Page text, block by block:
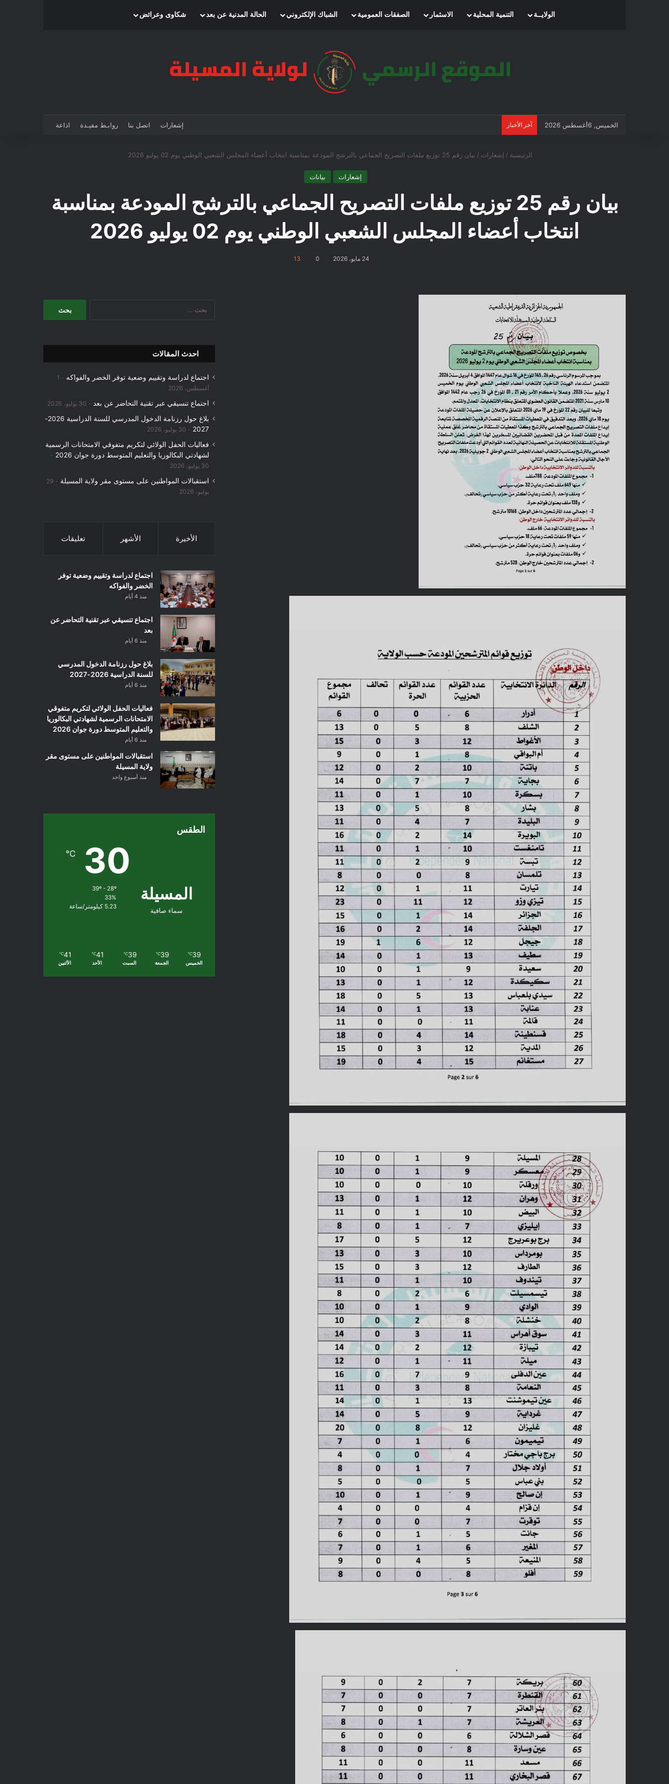
الرئيسيةالولايــة التنمية المحلية الاسثمار الصفقات العمومية الشباك الإلكتروني الحالة المدنية عن بعد شكاوى وعرائض
الخميس, 6أغسطس 2026 آخر الأخبار إشعارات اتصل بنا روابـط مفيـدة اذاعة
الرئيسية / إشعارات / بيان رقم 25 توزيع ملفات التصريح الجماعي بالترشح المودعة بمناسبة انتخاب أعضاء المجلس الشعبي الوطني يوم 02 يوليو 2026
إشعارات بيانات
بيان رقم 25 توزيع ملفات التصريح الجماعي بالترشح المودعة بمناسبة
انتخاب أعضاء المجلس الشعبي الوطني يوم 02 يوليو 2026
24 مايو، 2026 0
13
احدث المقالات
اجتماع لدراسة وتقييم وضعية توفر الخضر والفواكه
1
أغسطس، 2026
اجتماع تنسيقي عبر تقنية التحاضر عن بعد 30 يوليو، 2026
بلاغ حول رزنامة الدخول المدرسي للسنة الدراسية 2026-
2027
30 يوليو، 2026
فعاليات الحفل الولائي لتكريم متفوقي الامتحانات الرسمية
لشهادتي البكالوريا والتعليم المتوسط دورة جوان 2026
30 يوليو، 2026
استقبالات المواطنين على مستوى مقر ولاية المسيلة
29
يوليو، 2026
الأخيرة الأشهر تعليقات
اجتماع لدراسة وتقييم وضعية توفر
الخضر والفواكه
منذ 4 أيام
اجتماع تنسيقي عبر تقنية التحاضر عن
بعد
منذ 6 أيام
بلاغ حول رزنامة الدخول المدرسي
للسنة الدراسية 2026-2027
منذ 6 أيام
فعاليات الحفل الولائي لتكريم متفوقي
الامتحانات الرسمية لشهادتي البكالوريا
والتعليم المتوسط دورة جوان 2026
منذ 6 أيام
استقبالات المواطنين على مستوى مقر
ولاية المسيلة
منذ أسبوع واحد
الطقس
المسيلة
سماء صافية
30
℃
39º - 28º
33%
5.23 كيلومتر/ساعة
39
℃
الخميس
39
℃
الجمعة
39
℃
السبت
41
℃
الأحد
41
℃
الأثنين